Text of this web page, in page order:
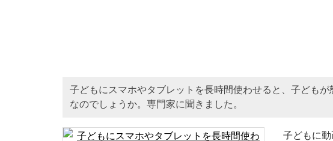
子どもにスマホやタブレットを長時間使わせると、子ども
なのでしょうか。専門家に聞きました。
子どもに動